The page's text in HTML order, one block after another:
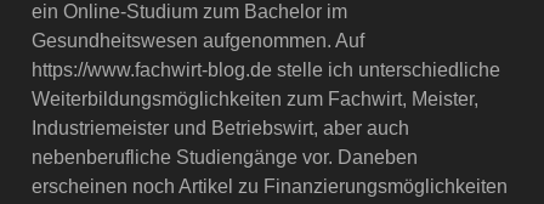
ein Online-Studium zum Bachelor im
Gesundheitswesen aufgenommen. Auf
https://www.fachwirt-blog.de stelle ich unterschiedliche
Weiterbildungsmöglichkeiten zum Fachwirt, Meister,
Industriemeister und Betriebswirt, aber auch
nebenberufliche Studiengänge vor. Daneben
erscheinen noch Artikel zu Finanzierungsmöglichkeiten